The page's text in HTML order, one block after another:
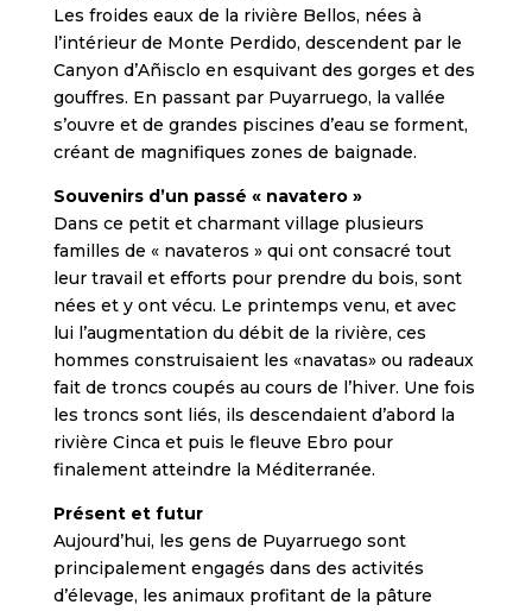
Les froides eaux de la rivière Bellos, nées à
l’intérieur de Monte Perdido, descendent par le
Canyon d’Añisclo en esquivant des gorges et des
gouffres. En passant par Puyarruego, la vallée
s’ouvre et de grandes piscines d’eau se forment,
créant de magnifiques zones de baignade.
Souvenirs d’un passé « navatero »
Dans ce petit et charmant village plusieurs
familles de « navateros » qui ont consacré tout
leur travail et efforts pour prendre du bois, sont
nées et y ont vécu. Le printemps venu, et avec
lui l’augmentation du débit de la rivière, ces
hommes construisaient les «navatas» ou radeaux
fait de troncs coupés au cours de l’hiver. Une fois
les troncs sont liés, ils descendaient d’abord la
rivière Cinca et puis le fleuve Ebro pour
finalement atteindre la Méditerranée.
Présent et futur
Aujourd’hui, les gens de Puyarruego sont
principalement engagés dans des activités
d’élevage, les animaux profitant de la pâture